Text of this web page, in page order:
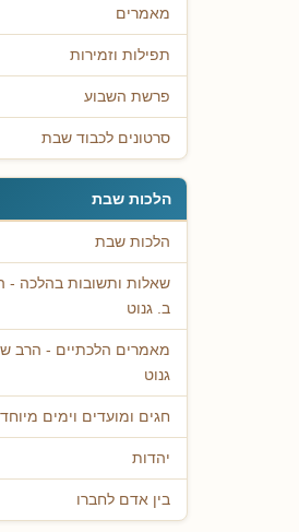
מאמרים
תפילות וזמירות
פרשת השבוע
סרטונים לכבוד שבת
הלכות שבת
הלכות שבת
שאלות ותשובות בהלכה -
ב. גנוט
מאמרים הלכתיים - הרב
גנוט
חגים ומועדים וימים
יהדות
בין אדם לחברו